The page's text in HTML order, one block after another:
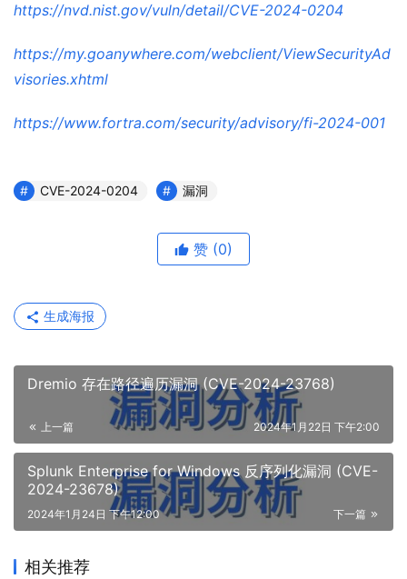
https://nvd.nist.gov/vuln/detail/CVE-2024-0204
https://my.goanywhere.com/webclient/ViewSecurityAd
visories.xhtml
https://www.fortra.com/security/advisory/fi-2024-001
CVE-2024-0204 漏洞
赞 (0)
生成海报
Dremio 存在路径遍历漏洞 (CVE-2024-23768)
上一篇 2024年1月22日 下午2:00
Splunk Enterprise for Windows 反序列化漏洞 (CVE-
2024-23678)
下一篇
2024年1月24日 下午12:00
相关推荐